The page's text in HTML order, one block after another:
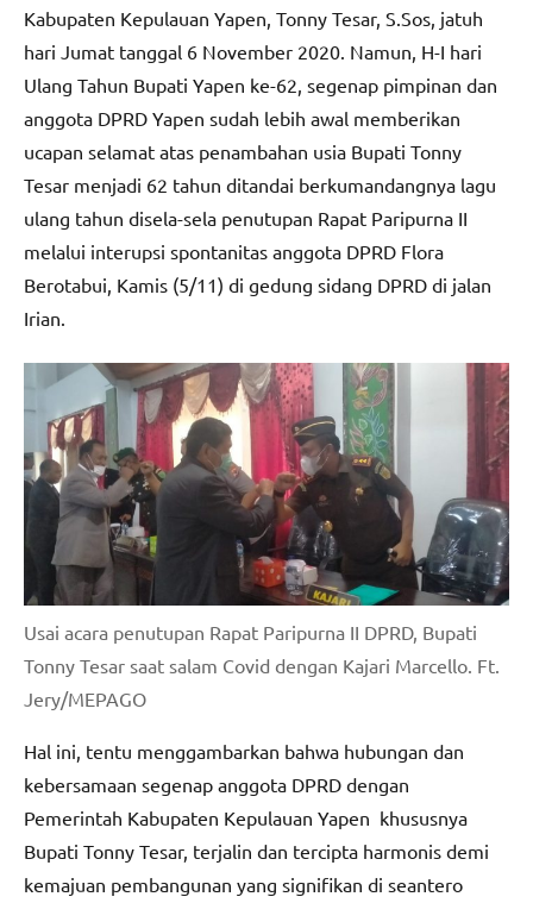
Kabupaten Kepulauan Yapen, Tonny Tesar, S.Sos, jatuh
hari Jumat tanggal 6 November 2020. Namun, H-I hari
Ulang Tahun Bupati Yapen ke-62, segenap pimpinan dan
anggota DPRD Yapen sudah lebih awal memberikan
ucapan selamat atas penambahan usia Bupati Tonny
Tesar menjadi 62 tahun ditandai berkumandangnya lagu
ulang tahun disela-sela penutupan Rapat Paripurna II
melalui interupsi spontanitas anggota DPRD Flora
Berotabui, Kamis (5/11) di gedung sidang DPRD di jalan
Irian.
Usai acara penutupan Rapat Paripurna II DPRD, Bupati
Tonny Tesar saat salam Covid dengan Kajari Marcello. Ft.
Jery/MEPAGO
Hal ini, tentu menggambarkan bahwa hubungan dan
kebersamaan segenap anggota DPRD dengan
Pemerintah Kabupaten Kepulauan Yapen khususnya
Bupati Tonny Tesar, terjalin dan tercipta harmonis demi
kemajuan pembangunan yang signifikan di seantero